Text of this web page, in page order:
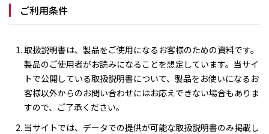
ご利用条件
取扱説明書は、製品をご使用になるお客様のための資料です。
製品のご使用者がお読みになることを想定しています。当サイ
トで公開している取扱説明書について、製品をお使いになるお
客様以外からのお問い合わせにはお応えできない場合もありま
すので、ご了承ください。
当サイトでは、データでの提供が可能な取扱説明書のみ掲載し